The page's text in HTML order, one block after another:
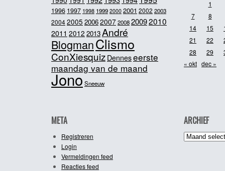
1996 1997 1998 1999 2000 2001 2002 2003
20042005 20062007200820092010
2011 2012 2013André
BlogmanClismo
ConXiesquiz Denneseerste
maandag van de maand
JonoSneeuw
1
7
8
14
15
21
22
28
29
« okt dec »
META
Registreren
Login
Vermeldingen feed
Reacties feed
ARCHIEF
Archief